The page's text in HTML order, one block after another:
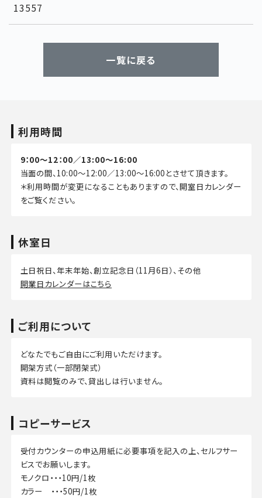
13557
一覧に戻る
利用時間
9：00～12：00／13:00～16:00
当面の間、10:00～12:00／13:00～16:00とさせて頂きます。
＊利用時間が変更になることもありますので、開室日カレンダー
をご覧ください。
休室日
土日祝日、年末年始、創立記念日（11月6日）、その他
開業日カレンダーはこちら
ご利用について
どなたでもご自由にご利用いただけます。
開架方式（一部閉架式）
資料は閲覧のみで、貸出しは行いません。
コピーサービス
受付カウンターの申込用紙に必要事項を記入の上、セルフサー
ビスでお願いします。
モノクロ・・・10円/1枚
カラー ・・・50円/1枚